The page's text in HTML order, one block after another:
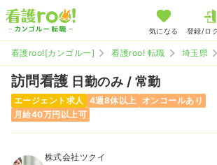
気になる 登録/ロ
看護roo![カンゴルー] 看護roo! 転職 埼玉県
訪問看護 日勤のみ / 常勤
エージェント求人 4週8休以上
オンコールあり
月給40万円以上可
株式会社ツクイ